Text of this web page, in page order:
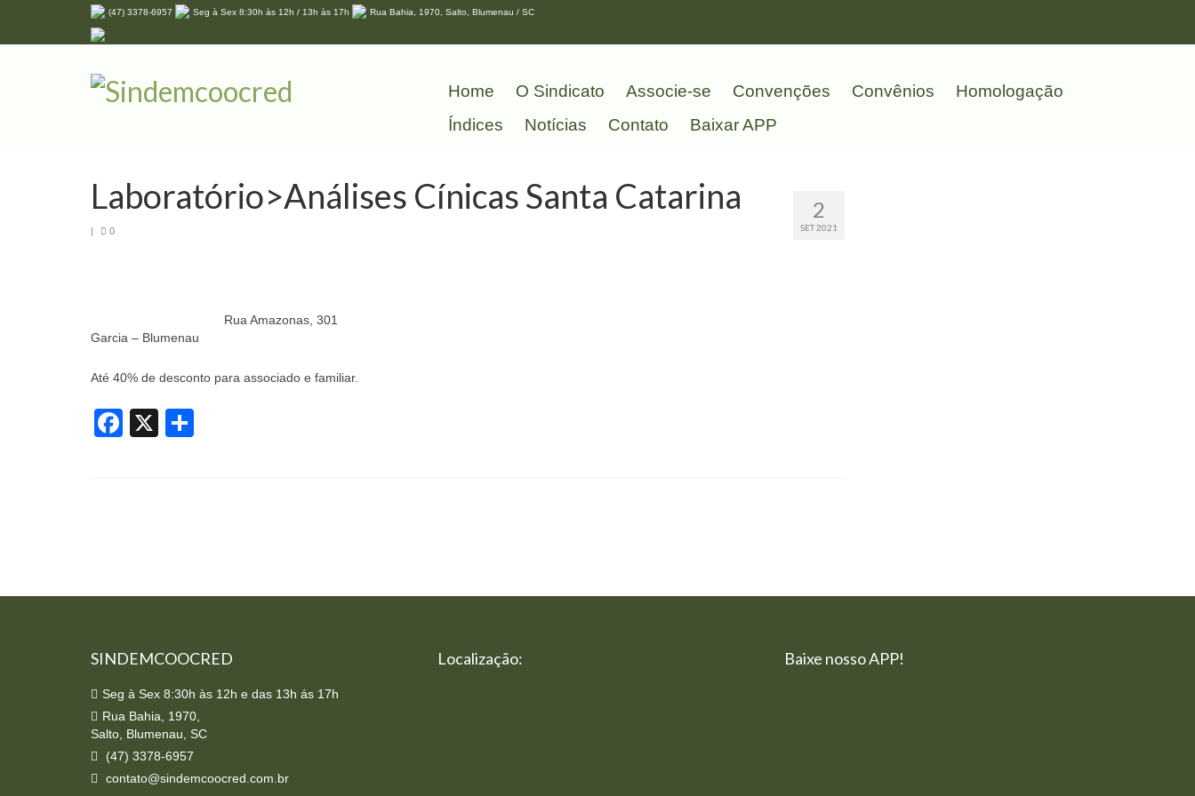
(47) 3378-6957 Seg à Sex 8:30h às 12h / 13h às 17h Rua Bahia, 1970, Salto, Blumenau / SC
Home O Sindicato Associe-se Convenções Convênios
Homologação
Índices
Notícias Contato Baixar APP
2
SET 2021
Laboratório>Análises Cínicas Santa Catarina
| 0
Rua Amazonas, 301
Garcia – Blumenau
Até 40% de desconto para associado e familiar.
Facebook
X
SINDEMCOOCRED
Seg à Sex 8:30h às 12h e das 13h ás 17h
Rua Bahia, 1970,
Salto, Blumenau, SC
(47) 3378-6957
contato@sindemcoocred.com.br
Localização: Baixe nosso APP!